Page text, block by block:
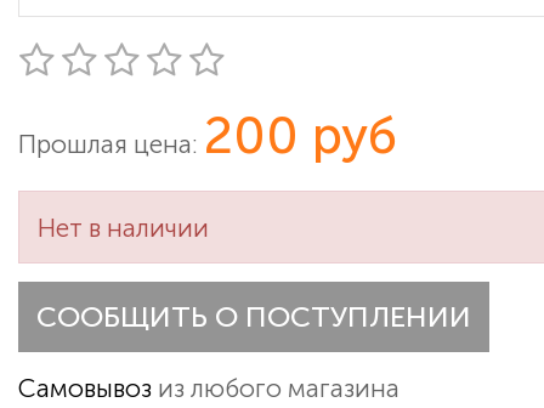
Прошлая цена: 200 руб
Нет в наличии
СООБЩИТЬ О ПОСТУПЛЕНИИ
Самовывоз из любого магазина